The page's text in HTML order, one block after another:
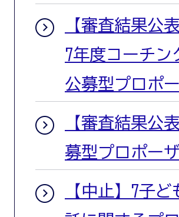
【審査結果公
7年度コーチン
公募型プロポ
【審査結果公
募型プロポー
【中止】7子